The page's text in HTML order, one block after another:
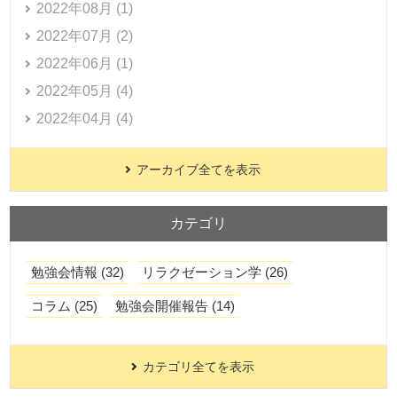
2022年08月 (1)
2022年07月 (2)
2022年06月 (1)
2022年05月 (4)
2022年04月 (4)
アーカイブ全てを表示
カテゴリ
勉強会情報 (32) リラクゼーション学 (26)
コラム (25) 勉強会開催報告 (14)
カテゴリ全てを表示